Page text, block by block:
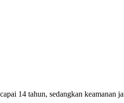
14 tahun, sedangkan keamanan